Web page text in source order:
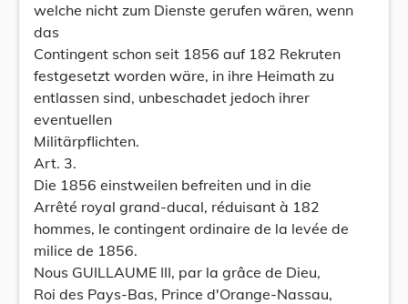
welche nicht zum Dienste gerufen wären, wenn
das
Contingent schon seit 1856 auf 182 Rekruten
festgesetzt worden wäre, in ihre Heimath zu
entlassen sind, unbeschadet jedoch ihrer
eventuellen
Militärpflichten.
Art. 3.
Die 1856 einstweilen befreiten und in die
Arrêté royal grand-ducal, réduisant à 182
hommes, le contingent ordinaire de la levée de
milice de 1856.
Nous GUILLAUME III, par la grâce de Dieu,
Roi des Pays-Bas, Prince d'Orange-Nassau,